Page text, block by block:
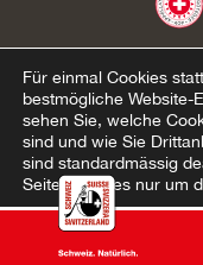
© 2022 Emmentaler AOP |
Für einmal Cookies
bestmögliche Website-
sehen Sie, welche
sind und wie Sie
sind standardmässig
Seiten geht es nur um
Alle Cookies akzeptieren